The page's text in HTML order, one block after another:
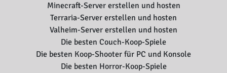
Minecraft-Server erstellen und hosten
Terraria-Server erstellen und hosten
Valheim-Server erstellen und hosten
Die besten Couch-Koop-Spiele
Die besten Koop-Shooter für PC und Konsole
Die besten Horror-Koop-Spiele